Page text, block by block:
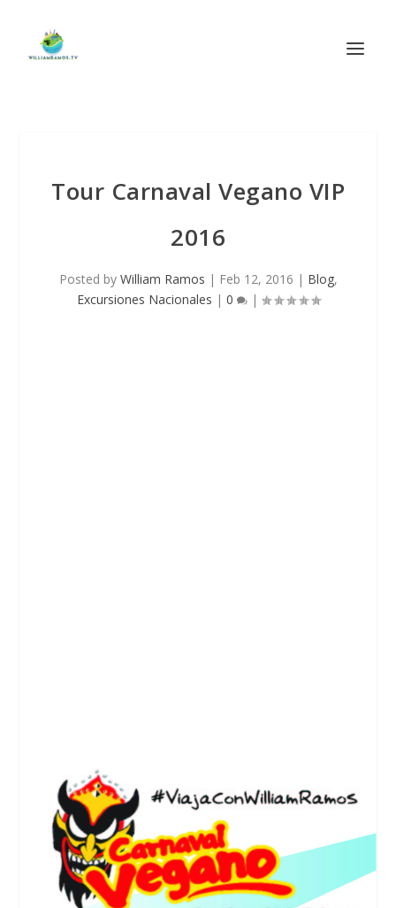
Tour Carnaval Vegano VIP
2016
Posted by William Ramos | Feb 12, 2016 | Blog,
Excursiones Nacionales | 0 |